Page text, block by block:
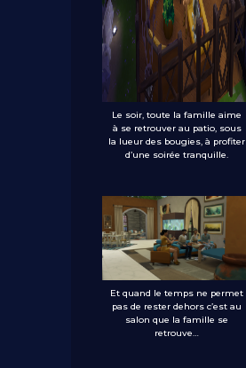
Le soir, toute la famille aime
à se retrouver au patio, sous
la lueur des bougies, à profiter
d’une soirée tranquille.
Et quand le temps ne permet
pas de rester dehors c’est au
salon que la famille se
retrouve…